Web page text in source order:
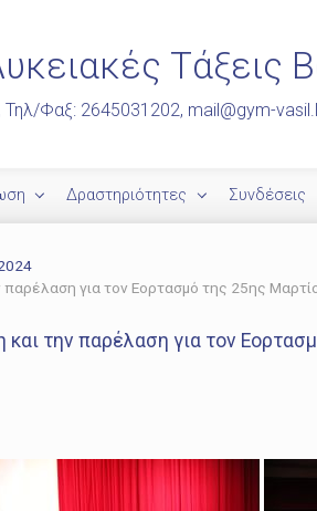
Τάξεις
Τηλ/Φαξ: 2645031202, mail@gym-
Δραστηριότητες Συνδέσεις
για τον Εορτασμό της 25ης
την παρέλαση για τον